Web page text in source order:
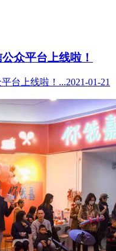
众平台上线啦！
台上线啦！...2021-01-21